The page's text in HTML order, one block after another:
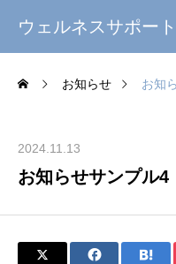
ウェルネスサポート
お知らせ お知
2024.11.13
お知らせサンプル4